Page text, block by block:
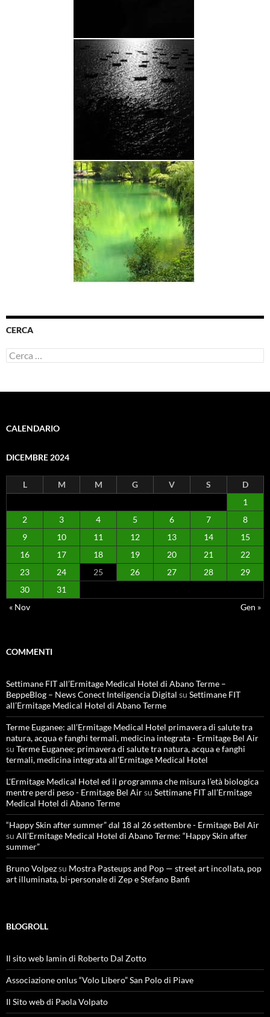
CERCA
Ricerca
per:
CALENDARIO
DICEMBRE 2024
L M M G V S
D
1
2
3 4 5 6 7
8
9
10 11 12 13 14
15
16
17 18 19 20 21
22
23
24 25 26 27 28
29
30
31
« Nov
Gen »
COMMENTI
Settimane FIT all’Ermitage Medical Hotel di Abano Terme –
BeppeBlog – News Conect Inteligencia Digital su Settimane FIT
all’Ermitage Medical Hotel di Abano Terme
Terme Euganee: all’Ermitage Medical Hotel primavera di salute tra
natura, acqua e fanghi termali, medicina integrata - Ermitage Bel Air
su Terme Euganee: primavera di salute tra natura, acqua e fanghi
termali, medicina integrata all’Ermitage Medical Hotel
L'Ermitage Medical Hotel ed il programma che misura l’età biologica
mentre perdi peso - Ermitage Bel Airsu Settimane FIT all’Ermitage
Medical Hotel di Abano Terme
“Happy Skin after summer” dal 18 al 26 settembre - Ermitage Bel Air
su All’Ermitage Medical Hotel di Abano Terme: “Happy Skin after
summer”
Bruno Volpezsu Mostra Pasteups and Pop — street art incollata, pop
art illuminata, bi-personale di Zep e Stefano Banfi
BLOGROLL
Il sito web Iamin di Roberto Dal Zotto
Associazione onlus “Volo Libero” San Polo di Piave
Il Sito web di Paola Volpato